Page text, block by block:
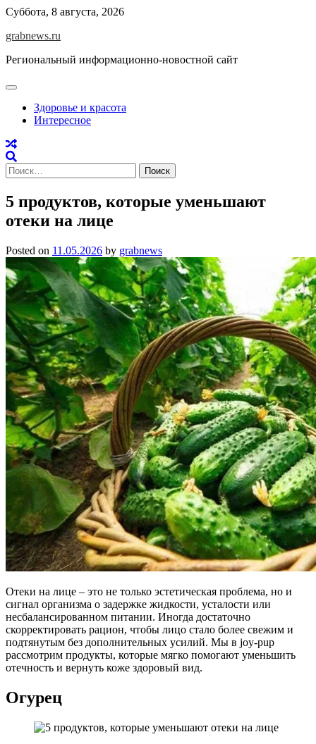
Skip
content
Суббота, 8 августа, 2026
grabnews.ru
Региональный информационно-новостной сайт
Здоровье и красота
Интересное
Найти:
5 продуктов, которые уменьшают
отеки на лице
Posted on 11.05.2026 by grabnews
Отеки на лице – это не только эстетическая проблема, но и
сигнал организма о задержке жидкости, усталости или
несбалансированном питании. Иногда достаточно
скорректировать рацион, чтобы лицо стало более свежим и
подтянутым без дополнительных усилий. Мы в joy-pup
рассмотрим продукты, которые мягко помогают уменьшить
отечность и вернуть коже здоровый вид.
Огурец